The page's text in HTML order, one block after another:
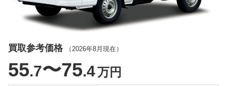
買取参考価格 （ 2026年8月 現在）
55.7〜75.4万円